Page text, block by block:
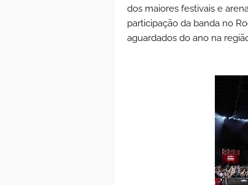
dos maiores festivais e
participação da banda no
aguardados do ano na